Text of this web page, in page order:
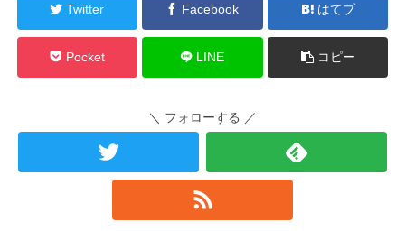
Twitter Facebook はてブ
Pocket LINE コピー
＼ フォローする ／